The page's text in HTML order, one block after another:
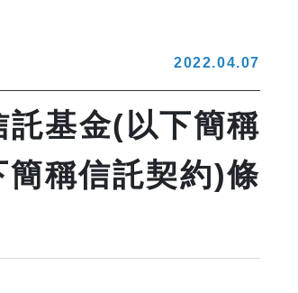
2022.04.07
基金(以下簡稱
稱信託契約)條